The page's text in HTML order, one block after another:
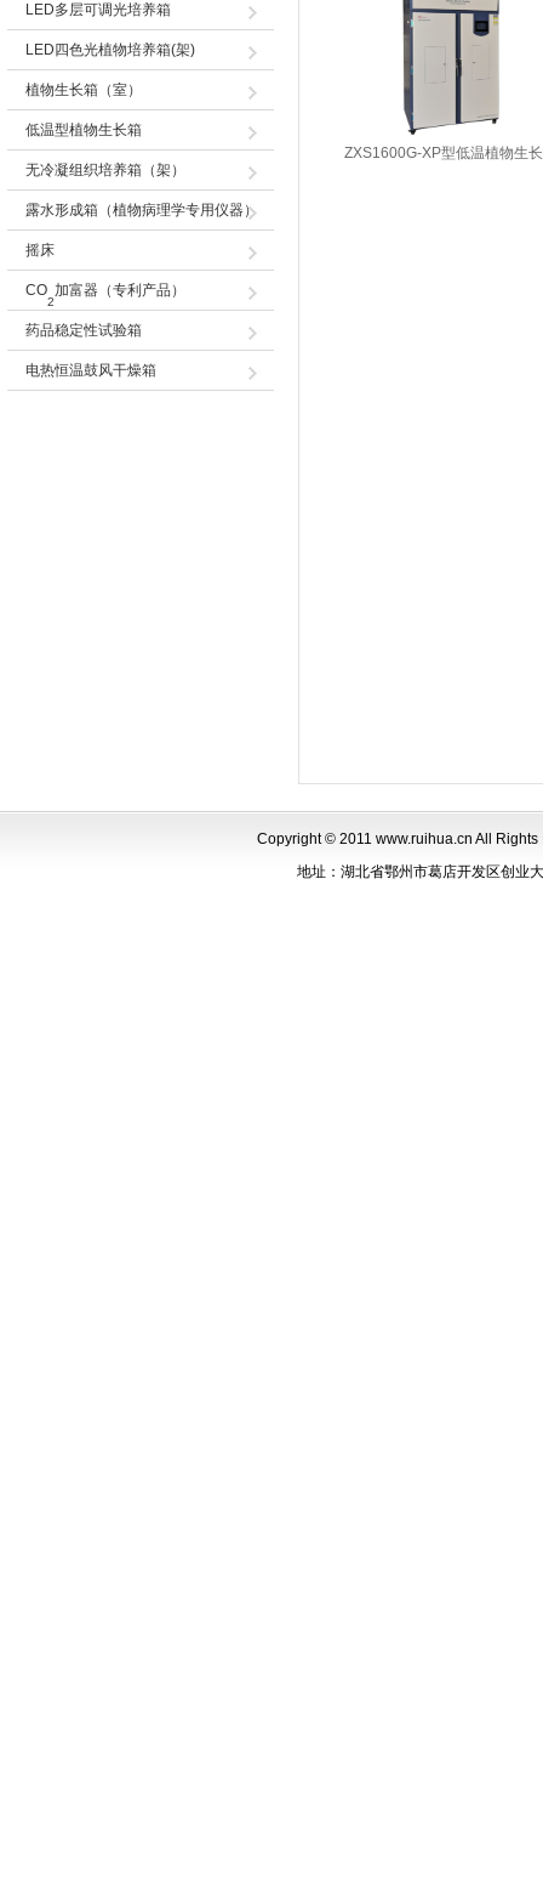
LED多层可调光培养箱
LED四色光植物培养箱(架)
植物生长箱（室）
低温型植物生长箱
无冷凝组织培养箱（架）
露水形成箱（植物病理学专用仪器）
摇床
CO
2
加富器（专利产品）
药品稳定性试验箱
电热恒温鼓风干燥箱
ZXS1600G-XP型低温植物生
Copyright © 2011 www.ruihua.cn All
地址：湖北省鄂州市葛店开发区创业